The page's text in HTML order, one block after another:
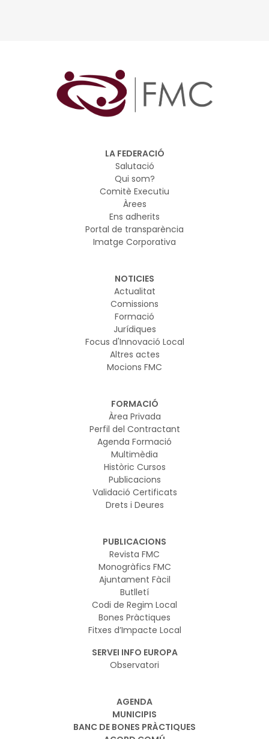
LA FEDERACIÓ
Salutació
Qui som?
Comitè Executiu
Àrees
Ens adherits
Portal de transparència
Imatge Corporativa
NOTICIES
Actualitat
Comissions
Formació
Jurídiques
Focus d'Innovació Local
Altres actes
Mocions FMC
FORMACIÓ
Àrea Privada
Perfil del Contractant
Agenda Formació
Multimèdia
Històric Cursos
Publicacions
Validació Certificats
Drets i Deures
PUBLICACIONS
Revista FMC
Monogràfics FMC
Ajuntament Fàcil
Butlletí
Codi de Regim Local
Bones Pràctiques
Fitxes d’Impacte Local
SERVEI INFO EUROPA
Observatori
AGENDA
MUNICIPIS
BANC DE BONES PRÀCTIQUES